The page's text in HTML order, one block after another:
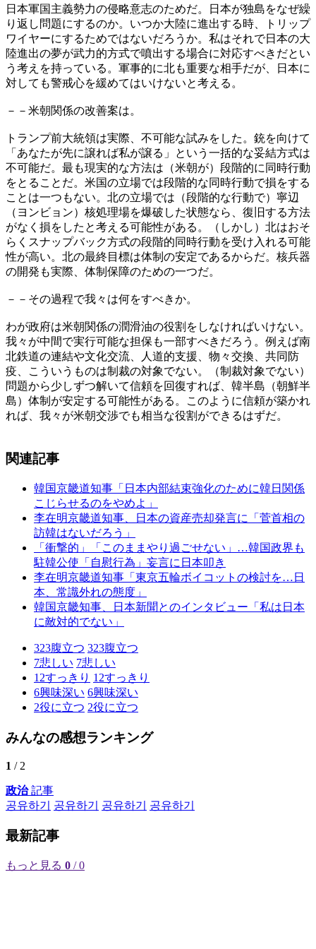
日本軍国主義勢力の侵略意志のためだ。日本が独島をなぜ繰
り返し問題にするのか。いつか大陸に進出する時、トリップ
ワイヤーにするためではないだろうか。私はそれで日本の大
陸進出の夢が武力的方式で噴出する場合に対応すべきだとい
う考えを持っている。軍事的に北も重要な相手だが、日本に
対しても警戒心を緩めてはいけないと考える。
－－米朝関係の改善案は。
トランプ前大統領は実際、不可能な試みをした。銃を向けて
「あなたが先に譲れば私が譲る」という一括的な妥結方式は
不可能だ。最も現実的な方法は（米朝が）段階的に同時行動
をとることだ。米国の立場では段階的な同時行動で損をする
ことは一つもない。北の立場では（段階的な行動で）寧辺
（ヨンビョン）核処理場を爆破した状態なら、復旧する方法
がなく損をしたと考える可能性がある。（しかし）北はおそ
らくスナップバック方式の段階的同時行動を受け入れる可能
性が高い。北の最終目標は体制の安定であるからだ。核兵器
の開発も実際、体制保障のための一つだ。
－－その過程で我々は何をすべきか。
わが政府は米朝関係の潤滑油の役割をしなければいけない。
我々が中間で実行可能な担保も一部すべきだろう。例えば南
北鉄道の連結や文化交流、人道的支援、物々交換、共同防
疫、こういうものは制裁の対象でない。（制裁対象でない）
問題から少しずつ解いて信頼を回復すれば、韓半島（朝鮮半
島）体制が安定する可能性がある。このように信頼が築かれ
れば、我々が米朝交渉でも相当な役割ができるはずだ。
関連記事
韓国京畿道知事「日本内部結束強化のために韓日関係
こじらせるのをやめよ」
李在明京畿道知事、日本の資産売却発言に「菅首相の
訪韓はないだろう」
「衝撃的」「このままやり過ごせない」…韓国政界も
駐韓公使「自慰行為」妄言に日本叩き
李在明京畿道知事「東京五輪ボイコットの検討を…日
本、常識外れの態度」
韓国京畿知事、日本新聞とのインタビュー「私は日本
に敵対的でない」
323腹立つ 323腹立つ
7悲しい 7悲しい
12すっきり 12すっきり
6興味深い 6興味深い
2役に立つ 2役に立つ
みんなの感想ランキング
1 / 2
政治記事
공유하기
공유하기 공유하기 공유하기
最新記事
もっと見る 0 / 0